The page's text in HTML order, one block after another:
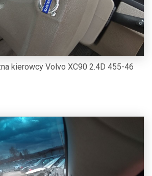
kierowcy Volvo XC90 2.4D 455-46